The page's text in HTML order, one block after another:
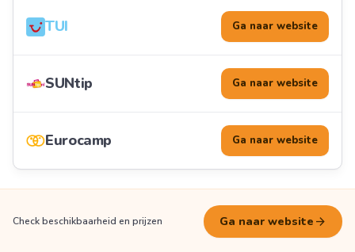
TUI Ga naar website
SUNtip Ga naar website
Eurocamp Ga naar website
Check beschikbaarheid en prijzen Ga naar website arrow_forward